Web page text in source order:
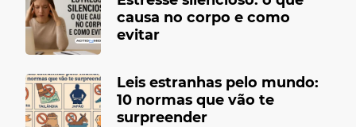
causa no corpo e como
evitar
Leis estranhas pelo mundo:
10 normas que vão te
surpreender